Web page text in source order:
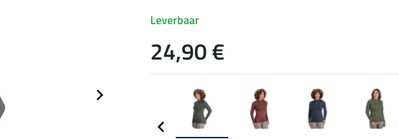
Leverbaar
24,90 €